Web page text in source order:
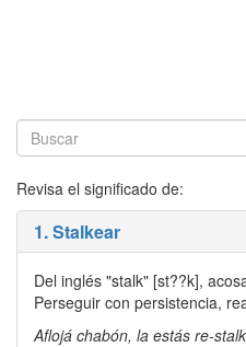
Revisa el significado de:
1. Stalkear
Del inglés "stalk" [st??k],
Perseguir con persistencia,
Aflojá chabón, la estás re-